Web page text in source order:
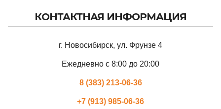
КОНТАКТНАЯ ИНФОРМАЦИЯ
г. Новосибирск, ул. Фрунзе 4
Ежедневно с 8:00 до 20:00
8 (383) 213-06-36
+7 (913) 985-06-36